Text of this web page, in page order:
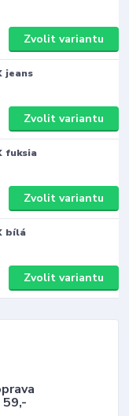
Zvolit variantu
jeans
Zvolit variantu
fuksia
Zvolit variantu
bílá
Zvolit variantu
59,-